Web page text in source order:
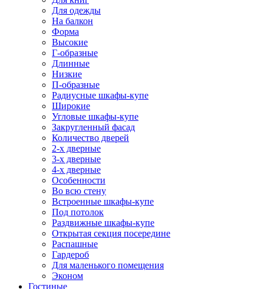
Для одежды
На балкон
Форма
Высокие
Г-образные
Длинные
Низкие
П-образные
Радиусные шкафы-купе
Широкие
Угловые шкафы-купе
Закругленный фасад
Количество дверей
2-х дверные
3-х дверные
4-х дверные
Особенности
Во всю стену
Встроенные шкафы-купе
Под потолок
Раздвижные шкафы-купе
Открытая секция посередине
Распашные
Гардероб
Для маленького помещения
Эконом
Гостиные